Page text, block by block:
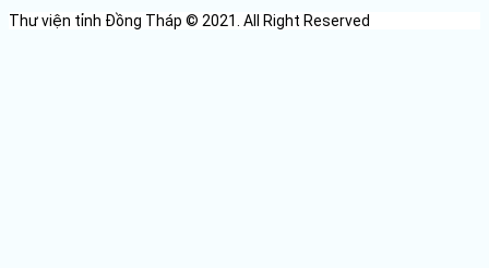
Thư viện tỉnh Đồng Tháp © 2021. All Right Reserved